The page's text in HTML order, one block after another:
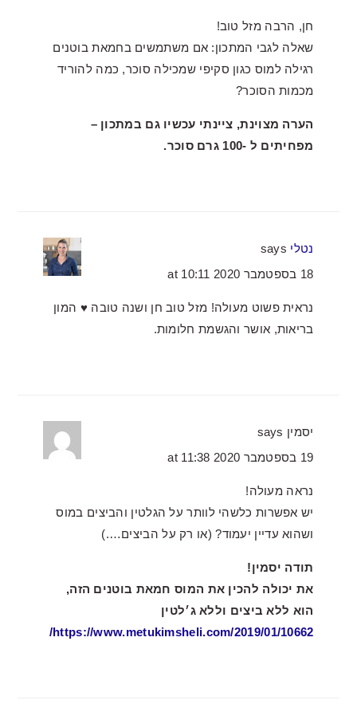
חן, הרבה מזל טוב!
שאלה לגבי המתכון: אם משתמשים בחמאת בוטנים
רגילה למוס כגון סקיפי שמכילה סוכר, כמה להוריד
מכמות הסוכר?
הערה מצוינת, ציינתי עכשיו גם במתכון –
מפחיתים ל -100 גרם סוכר.
נטלי says
18 בספטמבר 2020 at 10:11
נראית פשוט מעולה! מזל טוב חן ושנה טובה ♥ המון
בריאות, אושר והגשמת חלומות.
יסמין says
19 בספטמבר 2020 at 11:38
נראה מעולה!
יש אפשרות כלשהי לוותר על הגלטין והביצים במוס
ושהוא עדיין יעמוד? (או רק על הביצים….)
תודה יסמין!
את יכולה להכין את המוס חמאת בוטנים הזה,
הוא ללא ביצים וללא ג׳לטין
https://www.metukimsheli.com/2019/01/10662/